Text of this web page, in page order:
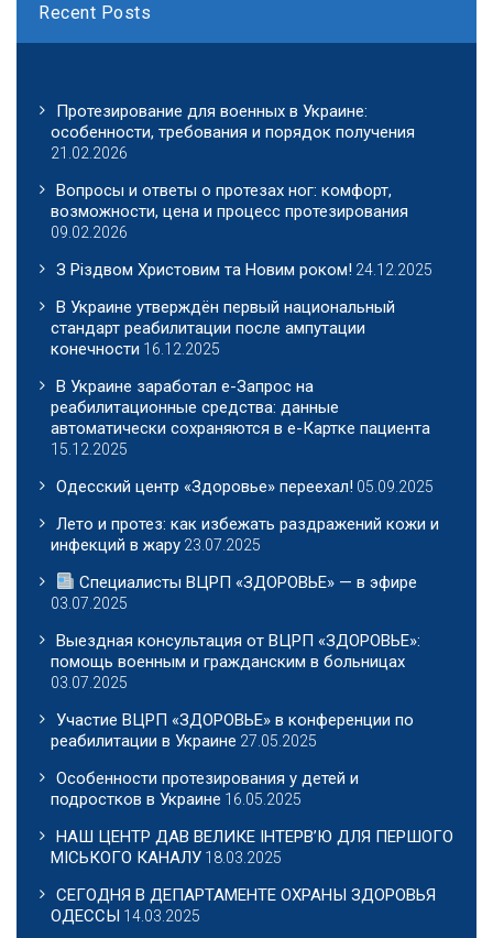
Recent Posts
Протезирование для военных в Украине:
особенности, требования и порядок получения
21.02.2026
Вопросы и ответы о протезах ног: комфорт,
возможности, цена и процесс протезирования
09.02.2026
З Різдвом Христовим та Новим роком! 24.12.2025
В Украине утверждён первый национальный
стандарт реабилитации после ампутации
конечности 16.12.2025
В Украине заработал е-Запрос на
реабилитационные средства: данные
автоматически сохраняются в е-Картке пациента
15.12.2025
Одесский центр «Здоровье» переехал! 05.09.2025
Лето и протез: как избежать раздражений кожи и
инфекций в жару 23.07.2025
Специалисты ВЦРП «ЗДОРОВЬЕ» — в эфире
03.07.2025
Выездная консультация от ВЦРП «ЗДОРОВЬЕ»:
помощь военным и гражданским в больницах
03.07.2025
Участие ВЦРП «ЗДОРОВЬЕ» в конференции по
реабилитации в Украине 27.05.2025
Особенности протезирования у детей и
подростков в Украине 16.05.2025
НАШ ЦЕНТР ДАВ ВЕЛИКЕ ІНТЕРВ’Ю ДЛЯ ПЕРШОГО
МІСЬКОГО КАНАЛУ 18.03.2025
СЕГОДНЯ В ДЕПАРТАМЕНТЕ ОХРАНЫ ЗДОРОВЬЯ
ОДЕССЫ 14.03.2025